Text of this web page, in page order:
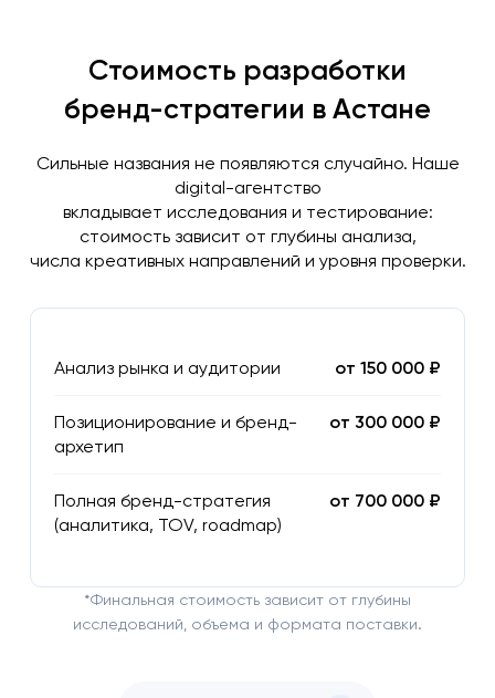
Стоимость разработки
бренд-стратегии в Астане
Сильные названия не появляются случайно. Наше
digital-агентство
вкладывает исследования и тестирование:
стоимость зависит от глубины анализа,
числа креативных направлений и уровня проверки.
Анализ рынка и аудитории от 150 000 ₽
Позиционирование и бренд-
архетип
от 300 000 ₽
Полная бренд-стратегия
(аналитика, TOV, roadmap)
от 700 000 ₽
*Финальная стоимость зависит от глубины
исследований, объема и формата поставки.